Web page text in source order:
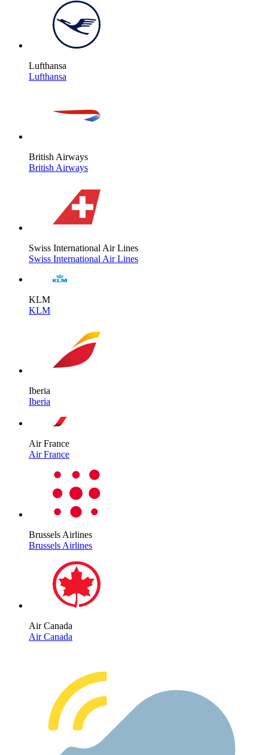
Lufthansa
Lufthansa
British Airways
British Airways
Swiss International Air Lines
Swiss International Air Lines
KLM
KLM
Iberia
Iberia
Air France
Air France
Brussels Airlines
Brussels Airlines
Air Canada
Air Canada